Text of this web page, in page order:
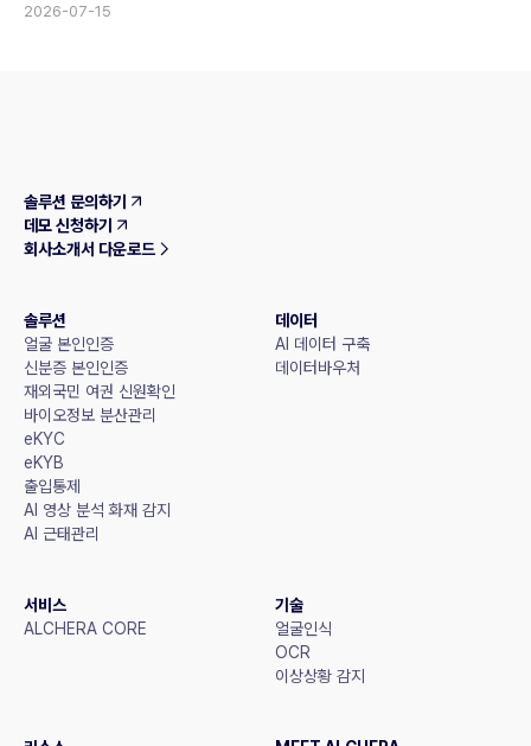
2026-07-15
솔루션 문의하기
데모 신청하기
회사소개서 다운로드
솔루션
얼굴 본인인증
신분증 본인인증
재외국민 여권 신원확인
바이오정보 분산관리
eKYC
eKYB
출입통제
AI 영상 분석 화재 감지
AI 근태관리
데이터
AI 데이터 구축
데이터바우처
서비스
ALCHERA CORE
기술
얼굴인식
OCR
이상상황 감지